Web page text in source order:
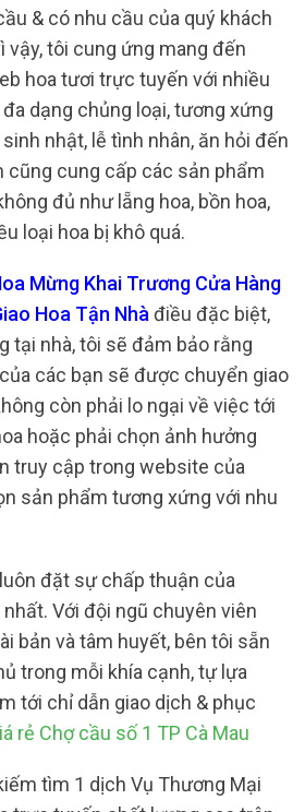
& có nhu cầu của quý khách
vậy, tôi cung ứng mang đến
hoa tươi trực tuyến với nhiều
dạng chủng loại, tương xứng
nhật, lễ tình nhân, ăn hỏi đến
cũng cung cấp các sản phẩm
đủ như lẵng hoa, bồn hoa,
loại hoa bị khô quá.
Mừng Khai Trương Cửa Hàng
Hoa Tận Nhà điều đặc biệt,
tại nhà, tôi sẽ đảm bảo rằng
các bạn sẽ được chuyển giao
còn phải lo ngại về việc tới
hoặc phải chọn ảnh hưởng
truy cập trong website của
sản phẩm tương xứng với nhu
đặt sự chấp thuận của
Với đội ngũ chuyên viên
bản và tâm huyết, bên tôi sẵn
trong mỗi khía cạnh, tự lựa
tới chỉ dẫn giao dịch & phục
rẻ Chợ cầu số 1 TP Cà Mau
tìm 1 dịch Vụ Thương Mại